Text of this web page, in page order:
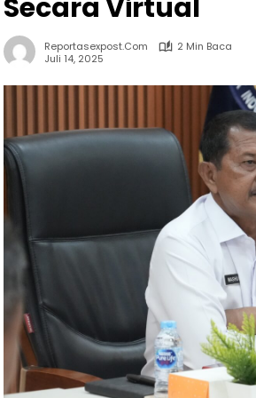
Secara Virtual
Reportasexpost.com
2 Min Baca
Juli 14, 2025